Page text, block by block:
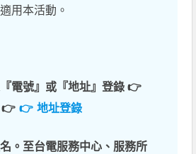
用本活動。
電號』或『地址』登錄 👉
👉 地址登錄
。至台電服務中心、服務所